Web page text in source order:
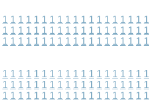
1 1 1 1 1 1 1 1 1 1 1 1 1 1 1 1 1 1 1
1 1 1 1 1 1 1 1 1 1 1 1 1 1 1 1 1 1 1
1 1 1 1 1 1 1 1 1 1 1 1 1 1 1 1 1 1 1
1 1 1 1 1 1 1 1 1 1 1 1 1 1 1 1 1 1 1
1 1 1 1 1 1 1 1 1 1 1 1 1 1 1 1 1 1 1
1 1 1 1 1 1 1 1 1 1 1 1 1 1 1 1 1 1 1